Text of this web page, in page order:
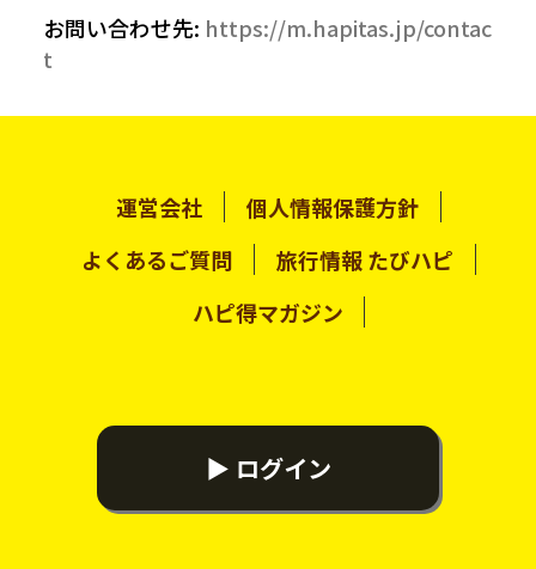
お問い合わせ先: https://m.hapitas.jp/contac
t
運営会社
個人情報保護方針
よくあるご質問
旅行情報 たびハピ
ハピ得マガジン
▶ ログイン